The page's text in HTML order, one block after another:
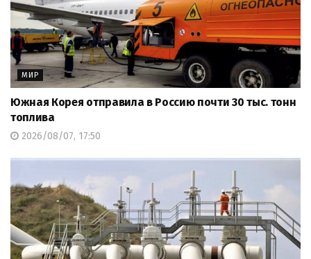
МИР
Южная Корея отправила в Россию почти 30 тыс. тонн
топлива
2026/08/07, 17:50